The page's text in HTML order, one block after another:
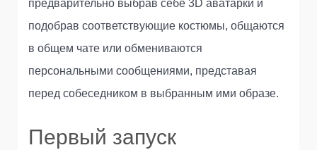
предварительно выбрав себе 3D аватарки и
подобрав соответствующие костюмы, общаются
в общем чате или обмениваются
персональными сообщениями, представая
перед собеседником в выбранным ими образе.
Первый запуск